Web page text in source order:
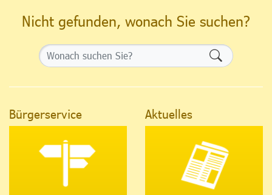
Nicht gefunden, wonach Sie suchen?
Bürgerservice Aktuelles